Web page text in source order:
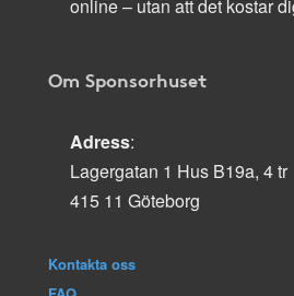
online – utan att det kostar
Om Sponsorhuset
Adress:
Lagergatan 1 Hus B19a, 4 tr
415 11 Göteborg
Kontakta oss